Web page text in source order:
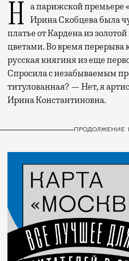
На парижской премьере «Войны и мира» Ирина Скобцева была
платье от Кардена из
цветами. Во время перерыва
русская княгиня из еще
Спросила с незабываемым
титулованная? — Нет, я
Ирина Константиновна.
ПРОДОЛЖЕНИЕ